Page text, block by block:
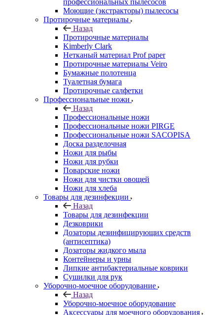
профессиональных пылесосов
Моющие (экстракторы) пылесосы
Протирочные материалы
Назад
Протирочные материалы
Kimberly Clark
Нетканый материал Prof paper
Протирочные материалы Veiro
Бумажные полотенца
Туалетная бумага
Протирочные салфетки
Профессиональные ножи
Назад
Профессиональные ножи
Профессиональные ножи PIRGE
Профессиональные ножи SACOPISA
Доска разделочная
Ножи для рыбы
Ножи для рубки
Поварские ножи
Ножи для чистки овощей
Ножи для хлеба
Товары для дезинфекции
Назад
Товары для дезинфекции
Дезковрики
Дозаторы дезинфицирующих средств
(антисептика)
Дозаторы жидкого мыла
Контейнеры и урны
Липкие антибактериальные коврики
Сушилки для рук
Уборочно-моечное оборудование
Назад
Уборочно-моечное оборудование
Аксессуары для моечного оборудования